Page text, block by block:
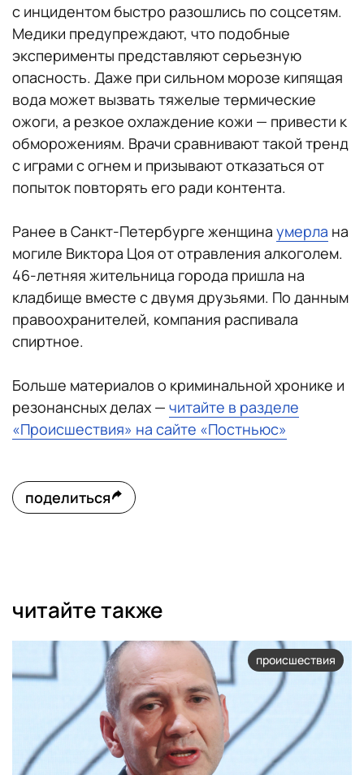
с инцидентом быстро разошлись по соцсетям.
Медики предупреждают, что подобные
эксперименты представляют серьезную
опасность. Даже при сильном морозе кипящая
вода может вызвать тяжелые термические
ожоги, а резкое охлаждение кожи — привести к
обморожениям. Врачи сравнивают такой тренд
с играми с огнем и призывают отказаться от
попыток повторять его ради контента.
Ранее в Санкт-Петербурге женщина умерла на
могиле Виктора Цоя от отравления алкоголем.
46-летняя жительница города пришла на
кладбище вместе с двумя друзьями. По данным
правоохранителей, компания распивала
спиртное.
Больше материалов о криминальной хронике и
резонансных делах — читайте в разделе
«Происшествия» на сайте «Постньюс»
поделиться
читайте также
происшествия